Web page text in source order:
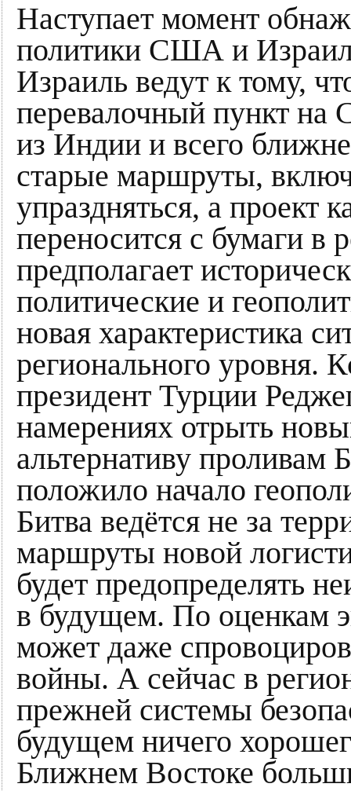
Наступает момент
политики США и
Израиль ведут к тому,
перевалочный пункт на
из Индии и всего
старые маршруты,
упраздняться, а проект
переносится с бумаги в
предполагает
политические и
новая характеристика
регионального уровня.
президент Турции
намерениях отрыть
альтернативу
положило начало
Битва ведётся не за
маршруты новой
будет предопределять
в будущем. По оценкам
может даже
войны. А сейчас в
прежней системы
будущем ничего
Ближнем Востоке